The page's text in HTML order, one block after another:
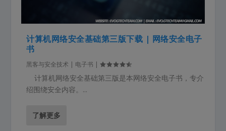
计算机网络安全基础第三版下载 | 网络安全电子
书
黑客与安全技术 | 电子书 |
计算机网络安全基础第三版是本网络安全电子书，专介
绍围绕安全内容。...
了解更多